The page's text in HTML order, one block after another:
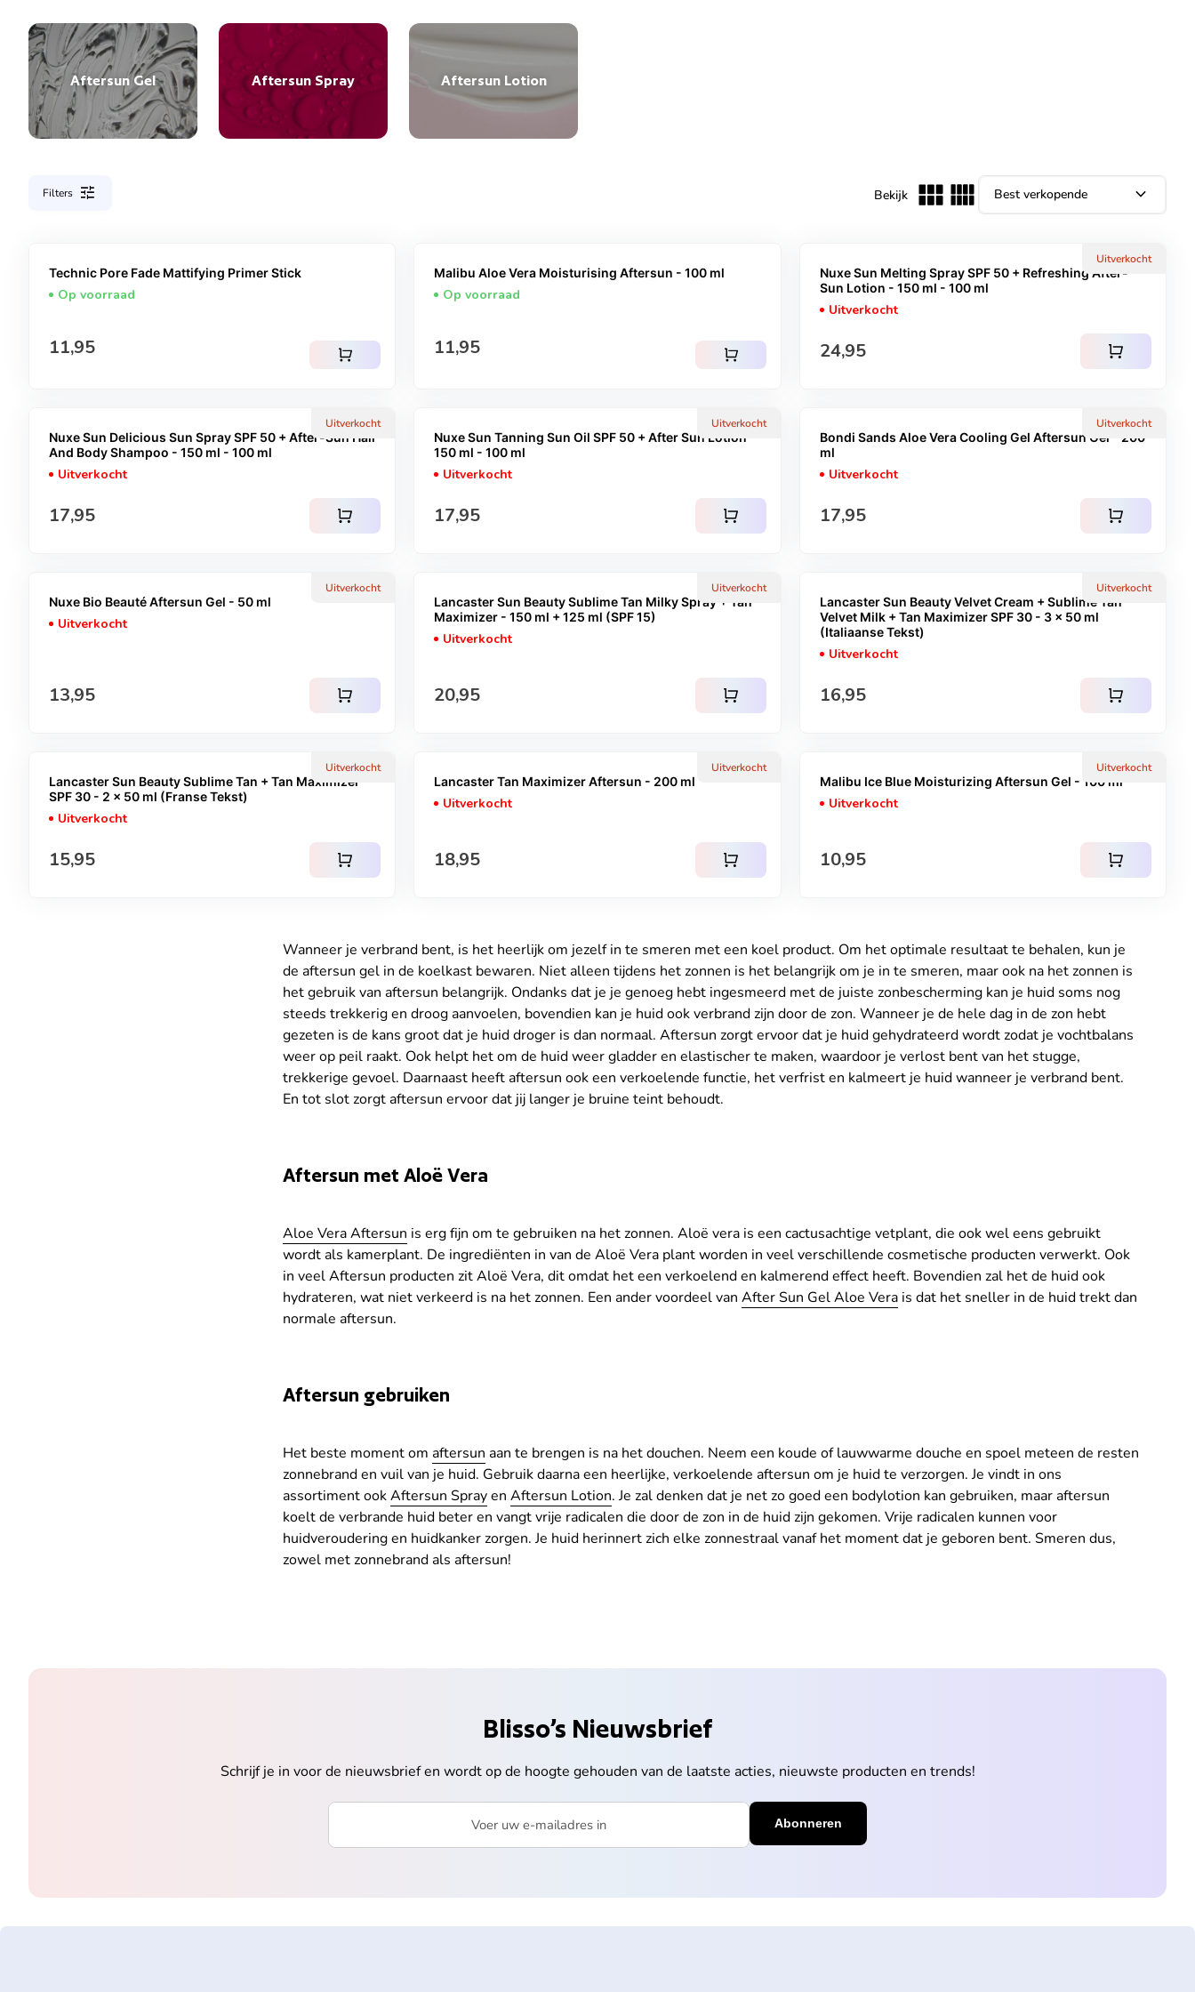
Aftersun Gel Aftersun Spray Aftersun Lotion
Filters tune Bekijk expand_more
Technic Pore Fade Mattifying Primer Stick
Op voorraad
Normale prijs
11,95 shopping_cart
Malibu Aloe Vera Moisturising Aftersun - 100 ml
Op voorraad
Normale prijs
11,95 shopping_cart
Uitverkocht
Nuxe Sun Melting Spray SPF 50 + Refreshing After-
Sun Lotion - 150 ml - 100 ml
Uitverkocht
Normale prijs
24,95 shopping_cart
Uitverkocht
Nuxe Sun Delicious Sun Spray SPF 50 + After-Sun Hair
And Body Shampoo - 150 ml - 100 ml
Uitverkocht
Normale prijs
17,95 shopping_cart
Uitverkocht
Nuxe Sun Tanning Sun Oil SPF 50 + After Sun Lotion -
150 ml - 100 ml
Uitverkocht
Normale prijs
17,95 shopping_cart
Uitverkocht
Bondi Sands Aloe Vera Cooling Gel Aftersun Gel - 200
ml
Uitverkocht
Normale prijs
17,95 shopping_cart
Uitverkocht
Nuxe Bio Beauté Aftersun Gel - 50 ml
Uitverkocht
Normale prijs
13,95 shopping_cart
Uitverkocht
Lancaster Sun Beauty Sublime Tan Milky Spray + Tan
Maximizer - 150 ml + 125 ml (SPF 15)
Uitverkocht
Normale prijs
20,95 shopping_cart
Uitverkocht
Lancaster Sun Beauty Velvet Cream + Sublime Tan
Velvet Milk + Tan Maximizer SPF 30 - 3 x 50 ml
(Italiaanse Tekst)
Uitverkocht
Normale prijs
16,95 shopping_cart
Uitverkocht
Lancaster Sun Beauty Sublime Tan + Tan Maximizer
SPF 30 - 2 x 50 ml (Franse Tekst)
Uitverkocht
Normale prijs
15,95 shopping_cart
Uitverkocht
Lancaster Tan Maximizer Aftersun - 200 ml
Uitverkocht
Normale prijs
18,95 shopping_cart
Uitverkocht
Malibu Ice Blue Moisturizing Aftersun Gel - 100 ml
Uitverkocht
Normale prijs
10,95 shopping_cart
Wanneer je verbrand bent, is het heerlijk om jezelf in te smeren met een koel product. Om het optimale resultaat te behalen, kun je
de aftersun gel in de koelkast bewaren. Niet alleen tijdens het zonnen is het belangrijk om je in te smeren, maar ook na het zonnen is
het gebruik van aftersun belangrijk. Ondanks dat je je genoeg hebt ingesmeerd met de juiste zonbescherming kan je huid soms nog
steeds trekkerig en droog aanvoelen, bovendien kan je huid ook verbrand zijn door de zon. Wanneer je de hele dag in de zon hebt
gezeten is de kans groot dat je huid droger is dan normaal. Aftersun zorgt ervoor dat je huid gehydrateerd wordt zodat je vochtbalans
weer op peil raakt. Ook helpt het om de huid weer gladder en elastischer te maken, waardoor je verlost bent van het stugge,
trekkerige gevoel. Daarnaast heeft aftersun ook een verkoelende functie, het verfrist en kalmeert je huid wanneer je verbrand bent.
En tot slot zorgt aftersun ervoor dat jij langer je bruine teint behoudt.
Aftersun met Aloë Vera
Aloe Vera Aftersun is erg fijn om te gebruiken na het zonnen. Aloë vera is een cactusachtige vetplant, die ook wel eens gebruikt
wordt als kamerplant. De ingrediënten in van de Aloë Vera plant worden in veel verschillende cosmetische producten verwerkt. Ook
in veel Aftersun producten zit Aloë Vera, dit omdat het een verkoelend en kalmerend effect heeft. Bovendien zal het de huid ook
hydrateren, wat niet verkeerd is na het zonnen. Een ander voordeel van After Sun Gel Aloe Vera is dat het sneller in de huid trekt dan
normale aftersun.
Aftersun gebruiken
Het beste moment om aftersun aan te brengen is na het douchen. Neem een koude of lauwwarme douche en spoel meteen de resten
zonnebrand en vuil van je huid. Gebruik daarna een heerlijke, verkoelende aftersun om je huid te verzorgen. Je vindt in ons
assortiment ookAftersun Sprayen Aftersun Lotion. Je zal denken dat je net zo goed een bodylotion kan gebruiken, maar aftersun
koelt de verbrande huid beter en vangt vrije radicalen die door de zon in de huid zijn gekomen. Vrije radicalen kunnen voor
huidveroudering en huidkanker zorgen. Je huid herinnert zich elke zonnestraal vanaf het moment dat je geboren bent. Smeren dus,
zowel met zonnebrand als aftersun!
Blisso’s Nieuwsbrief
Schrijf je in voor de nieuwsbrief en wordt op de hoogte gehouden van de laatste acties, nieuwste producten en trends!
Voer uw e-mailadres in